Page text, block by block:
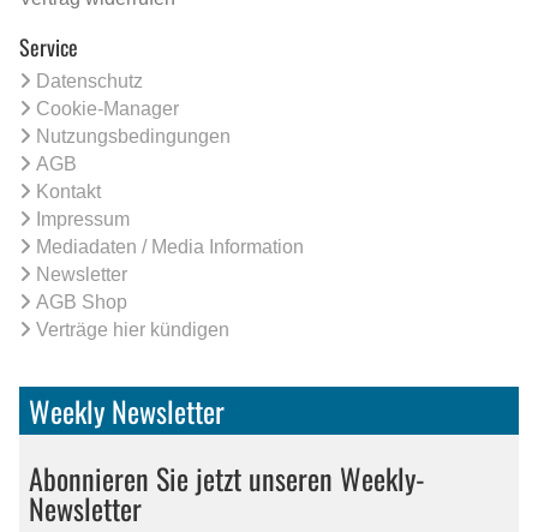
Service
Datenschutz
Cookie-Manager
Nutzungsbedingungen
AGB
Kontakt
Impressum
Mediadaten / Media Information
Newsletter
AGB Shop
Verträge hier kündigen
Weekly Newsletter
Abonnieren Sie jetzt unseren Weekly-
Newsletter